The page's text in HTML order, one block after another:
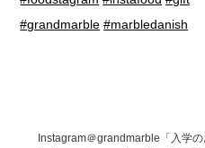
#grandmarble #marbledanish
Instagram＠grandmarble「入学